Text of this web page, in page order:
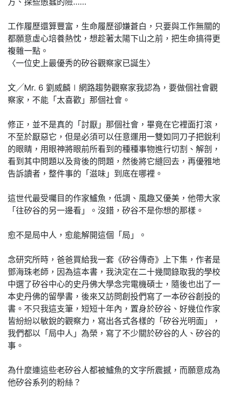
工作履歷還算豐富，生命履歷卻嫌蒼白，只要與工作無關的
都願意虛心培養熱忱，想趁著太陽下山之前，把生命搞得更
複雜一點。
〈一位史上最優秀的矽谷觀察家已誕生〉
文╱Mr. 6 劉威麟∣網路趨勢觀察家我認為，要做個社會觀
察家，不能「太喜歡」那個社會。
修正，並不是真的「討厭」那個社會，畢竟在它裡面打滾，
不至於厭惡它，但是必須可以任意運用一雙如同刀子把銳利
的眼睛，用眼神將眼前所看到的種種事物進行切割、解剖，
看到其中問題以及背後的問題，然後將它縫回去，再優雅地
告訴讀者，整件事的「滋味」到底在哪裡。
這世代最受囑目的作家鱸魚，低調、風趣又優美，他帶大家
「往矽谷的另一邊看」。沒錯，矽谷不是你想的那樣。
愈不是局中人，愈能解開這個「局」。
念研究所時，爸爸買給我一套《矽谷傳奇》上下集，作者是
鄧海珠老師，因為這本書，我決定在二十幾間錄取我的學校
中選了矽谷中心的史丹佛大學念完電機碩士，隨後也出了一
本史丹佛的留學書，後來又訪問創投們寫了一本矽谷創投的
書。不只我這支筆，短短十年內，置身於矽谷、好幾位作家
皆紛紛以敏銳的觀察力，寫出各式各樣的「矽谷光明面」，
我們都以「局中人」為榮，寫了不少關於矽谷的人、矽谷的
事。
為什麼連這些老矽谷人都被鱸魚的文字所震撼，而願意成為
他矽谷系列的粉絲？